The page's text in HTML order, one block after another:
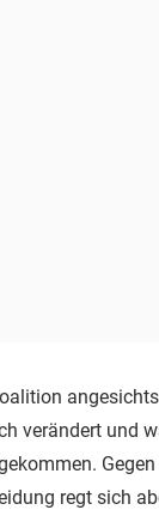
verändert und
regt sich